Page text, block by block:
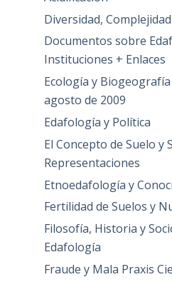
Diversidad,
Documentos sobre
Instituciones + Enlaces
Ecología y
agosto de 2009
Edafología y Política
El Concepto de Suelo y
Representaciones
Etnoedafología y
Fertilidad de Suelos y
Filosofía, Historia y
Edafología
Fraude y Mala Praxis